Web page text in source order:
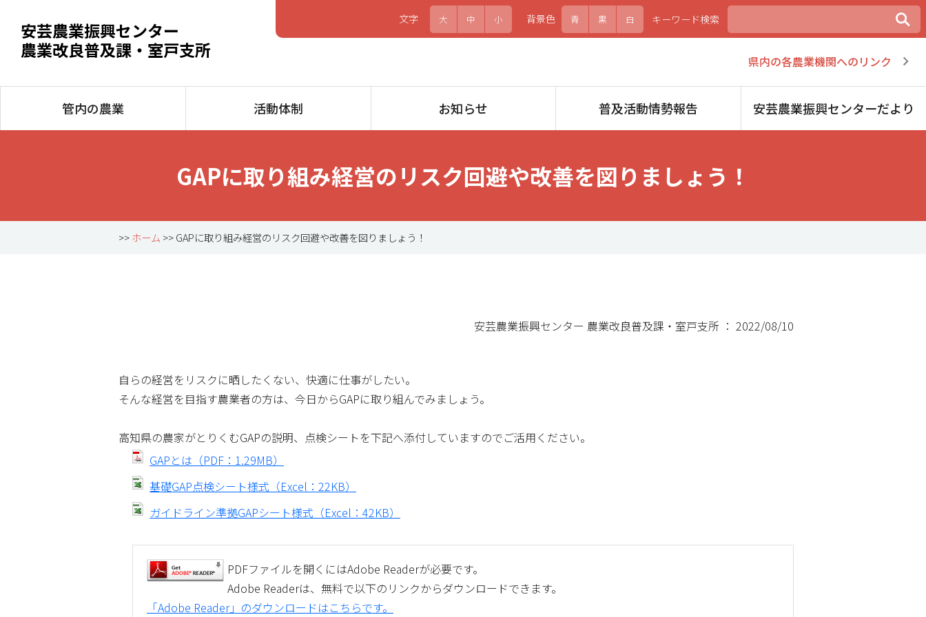
安芸農業振興センター
農業改良普及課・室戸支所
キーワード検索
背景色 青 黒 白
文字 大 中 小
県内の各農業機関へのリンク
管内の農業 活動体制 お知らせ 普及活動情勢報告 安芸農業振興センターだより
GAPに取り組み経営のリスク回避や改善を図りましょう！
>>ホーム >> GAPに取り組み経営のリスク回避や改善を図りましょう！
安芸農業振興センター 農業改良普及課・室戸支所 ： 2022/08/10
自らの経営をリスクに晒したくない、快適に仕事がしたい。
そんな経営を目指す農業者の方は、今日からGAPに取り組んでみましょう。
高知県の農家がとりくむGAPの説明、点検シートを下記へ添付していますのでご活用ください。
GAPとは（PDF：1.29MB）
基礎GAP点検シート様式（Excel：22KB）
ガイドライン準拠GAPシート様式（Excel：42KB）
PDFファイルを開くにはAdobe Readerが必要です。
Adobe Readerは、無料で以下のリンクからダウンロードできます。
「Adobe Reader」のダウンロードはこちらです。